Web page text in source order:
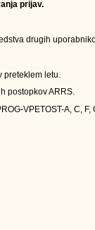
prijav.
drugih
letu.
postopkov ARRS.
VPETOST-A, C,